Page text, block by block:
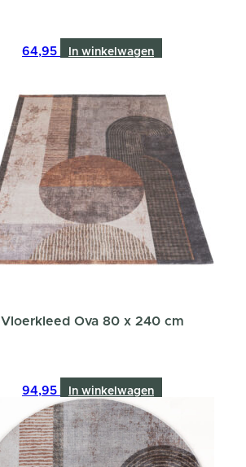
64,95 In winkelwagen
Vloerkleed Ova 80 x 240 cm
94,95 In winkelwagen